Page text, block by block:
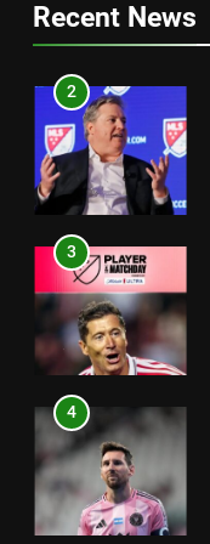
3
5
Recent News
2
3
4